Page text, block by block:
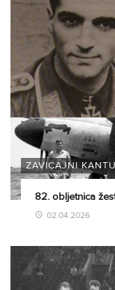
ZAVIČAJNI
82. obljetnica
02.04.2026